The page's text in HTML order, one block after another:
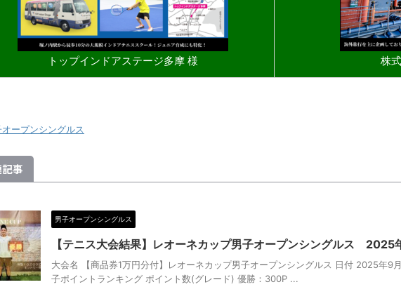
トップインドアステージ多摩 様 株
オープンシングルス
事
男子オープンシングルス
【テニス大会結果】レオーネカップ男子オープンシングルス
大会名 【商品券1万円分付】レオーネカップ男子オープンシングルス 日付 2025年9
子ポイントランキング ポイント数(グレード) 優勝：300P ...